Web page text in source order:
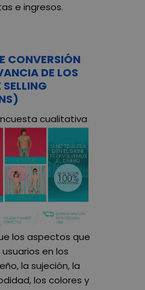
e ingresos.
CONVERSIÓN
DE LOS
a cualitativa
los aspectos que
en los
la sujeción, la
los colores y